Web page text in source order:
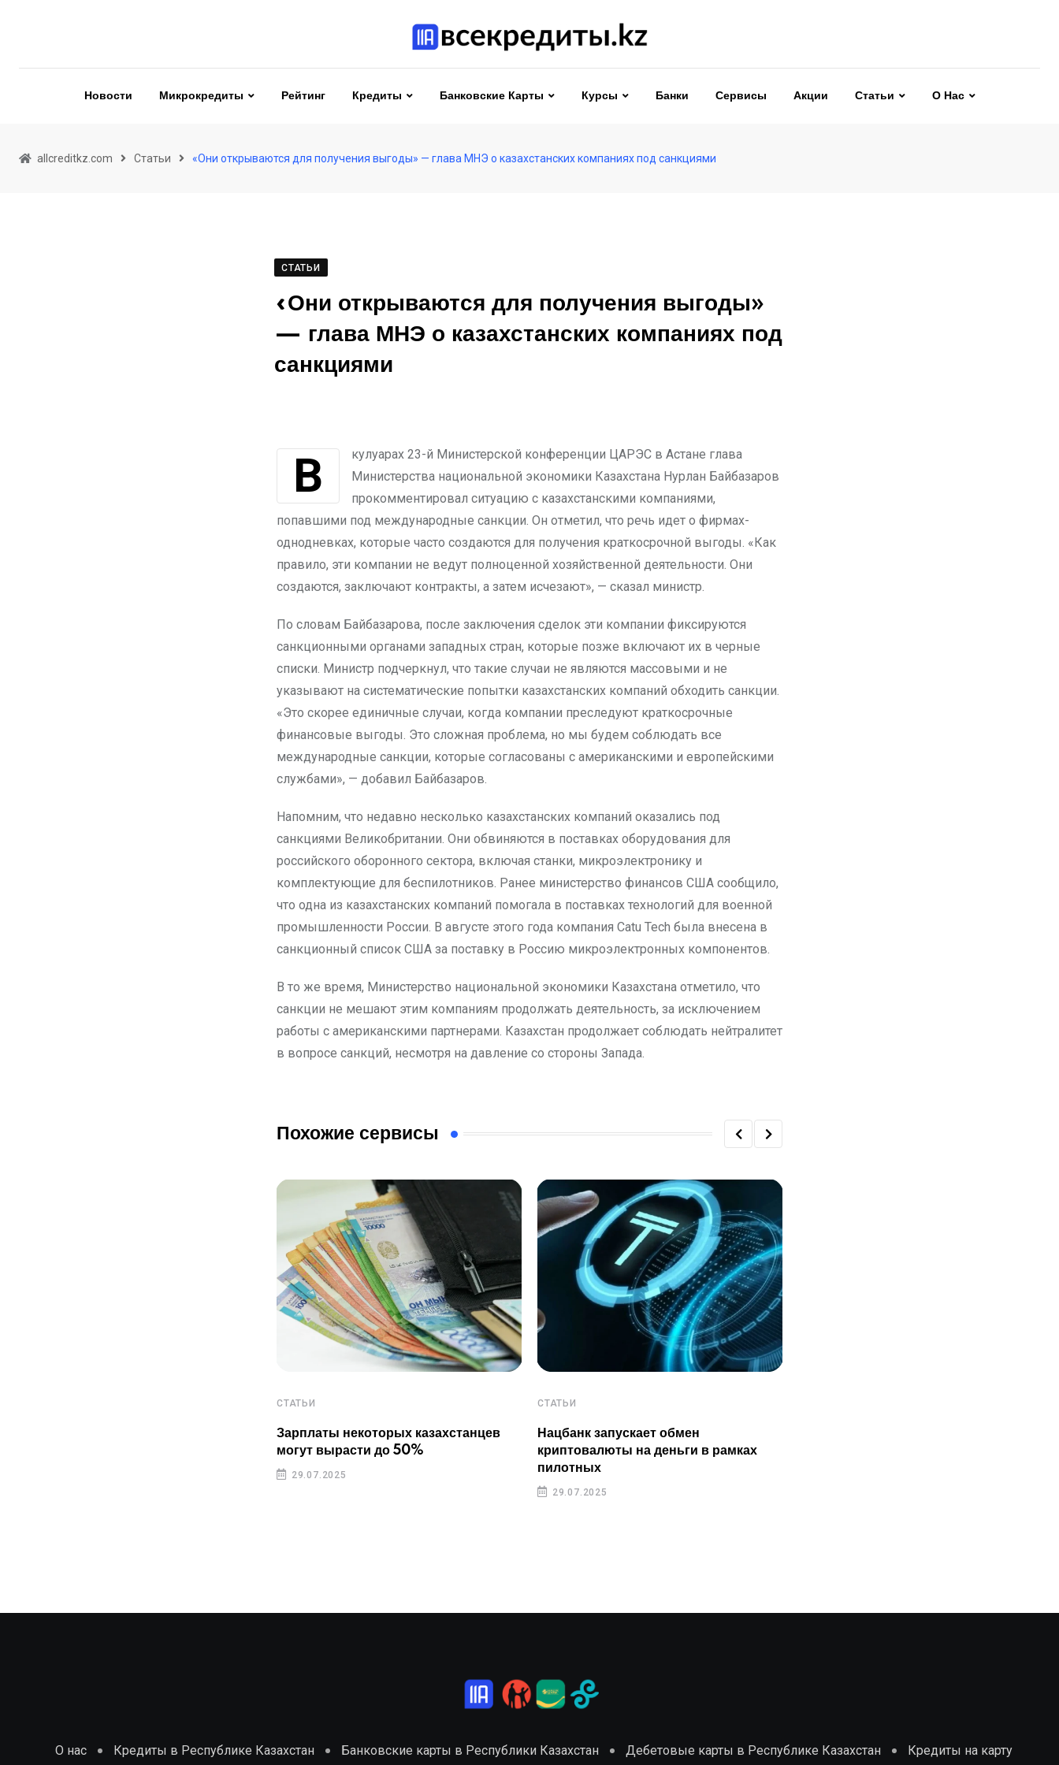
Новости Микрокредиты Рейтинг Кредиты Банковские Карты Курсы Банки Сервисы Акции Статьи О Нас
allcreditkz.com Статьи «Они открываются для получения выгоды» — глава МНЭ о казахстанских компаниях под санкциями
СТАТЬИ
«Они открываются для получения выгоды»
— глава МНЭ о казахстанских компаниях под
санкциями
В кулуарах 23-й Министерской конференции ЦАРЭС в Астане глава
Министерства национальной экономики Казахстана Нурлан Байбазаров
прокомментировал ситуацию с казахстанскими компаниями,
попавшими под международные санкции. Он отметил, что речь идет о фирмах-
однодневках, которые часто создаются для получения краткосрочной выгоды. «Как
правило, эти компании не ведут полноценной хозяйственной деятельности. Они
создаются, заключают контракты, а затем исчезают», — сказал министр.
По словам Байбазарова, после заключения сделок эти компании фиксируются
санкционными органами западных стран, которые позже включают их в черные
списки. Министр подчеркнул, что такие случаи не являются массовыми и не
указывают на систематические попытки казахстанских компаний обходить санкции.
«Это скорее единичные случаи, когда компании преследуют краткосрочные
финансовые выгоды. Это сложная проблема, но мы будем соблюдать все
международные санкции, которые согласованы с американскими и европейскими
службами», — добавил Байбазаров.
Напомним, что недавно несколько казахстанских компаний оказались под
санкциями Великобритании. Они обвиняются в поставках оборудования для
российского оборонного сектора, включая станки, микроэлектронику и
комплектующие для беспилотников. Ранее министерство финансов США сообщило,
что одна из казахстанских компаний помогала в поставках технологий для военной
промышленности России. В августе этого года компания Catu Tech была внесена в
санкционный список США за поставку в Россию микроэлектронных компонентов.
В то же время, Министерство национальной экономики Казахстана отметило, что
санкции не мешают этим компаниям продолжать деятельность, за исключением
работы с американскими партнерами. Казахстан продолжает соблюдать нейтралитет
в вопросе санкций, несмотря на давление со стороны Запада.
Похожие сервисы
СТАТЬИ
Зарплаты некоторых казахстанцев
могут вырасти до 50%
29.07.2025
СТАТЬИ
Нацбанк запускает обмен
криптовалюты на деньги в рамках
пилотных
29.07.2025
О нас Кредиты в Республике Казахстан Банковские карты в Республики Казахстан Дебетовые карты в Республике Казахстан Кредиты на карту